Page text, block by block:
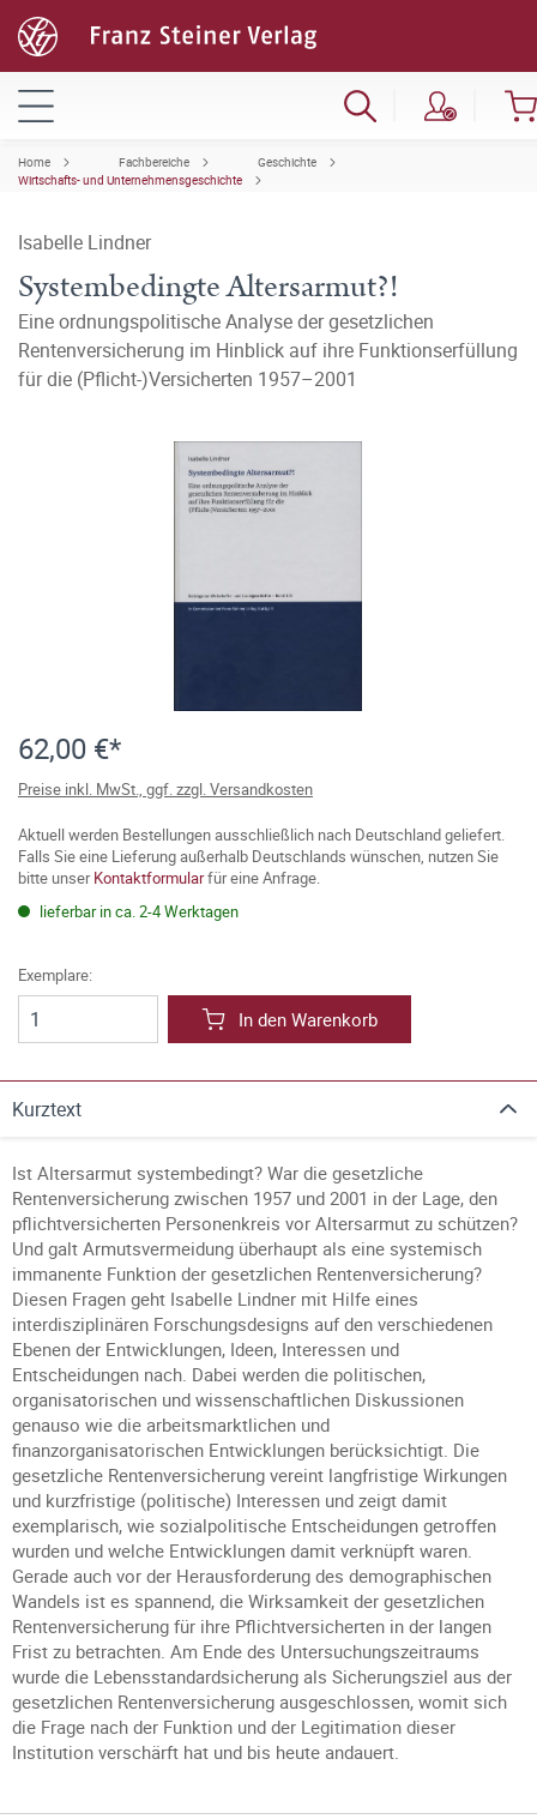
Home Fachbereiche
Geschichte
Wirtschafts- und Unternehmensgeschichte
Isabelle Lindner
Systembedingte Altersarmut?!
Eine ordnungspolitische Analyse der gesetzlichen
Rentenversicherung im Hinblick auf ihre Funktionserfüllung
für die (Pflicht-)Versicherten 1957–2001
62,00 €*
Preise inkl. MwSt., ggf. zzgl. Versandkosten
Aktuell werden Bestellungen ausschließlich nach Deutschland geliefert.
Falls Sie eine Lieferung außerhalb Deutschlands wünschen, nutzen Sie
bitte unserKontaktformularfür eine Anfrage.
lieferbar in ca. 2-4 Werktagen
Exemplare:
In den Warenkorb
Kurztext
Ist Altersarmut systembedingt? War die gesetzliche
Rentenversicherung zwischen 1957 und 2001 in der Lage, den
pflichtversicherten Personenkreis vor Altersarmut zu schützen?
Und galt Armutsvermeidung überhaupt als eine systemisch
immanente Funktion der gesetzlichen Rentenversicherung?
Diesen Fragen geht Isabelle Lindner mit Hilfe eines
interdisziplinären Forschungsdesigns auf den verschiedenen
Ebenen der Entwicklungen, Ideen, Interessen und
Entscheidungen nach. Dabei werden die politischen,
organisatorischen und wissenschaftlichen Diskussionen
genauso wie die arbeitsmarktlichen und
finanzorganisatorischen Entwicklungen berücksichtigt. Die
gesetzliche Rentenversicherung vereint langfristige Wirkungen
und kurzfristige (politische) Interessen und zeigt damit
exemplarisch, wie sozialpolitische Entscheidungen getroffen
wurden und welche Entwicklungen damit verknüpft waren.
Gerade auch vor der Herausforderung des demographischen
Wandels ist es spannend, die Wirksamkeit der gesetzlichen
Rentenversicherung für ihre Pflichtversicherten in der langen
Frist zu betrachten. Am Ende des Untersuchungszeitraums
wurde die Lebensstandardsicherung als Sicherungsziel aus der
gesetzlichen Rentenversicherung ausgeschlossen, womit sich
die Frage nach der Funktion und der Legitimation dieser
Institution verschärft hat und bis heute andauert.